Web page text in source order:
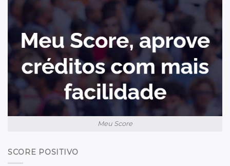
Meu Score
SCORE POSITIVO